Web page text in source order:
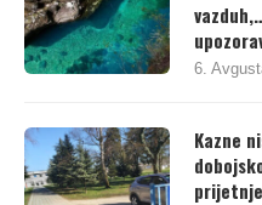
6.
Kazne